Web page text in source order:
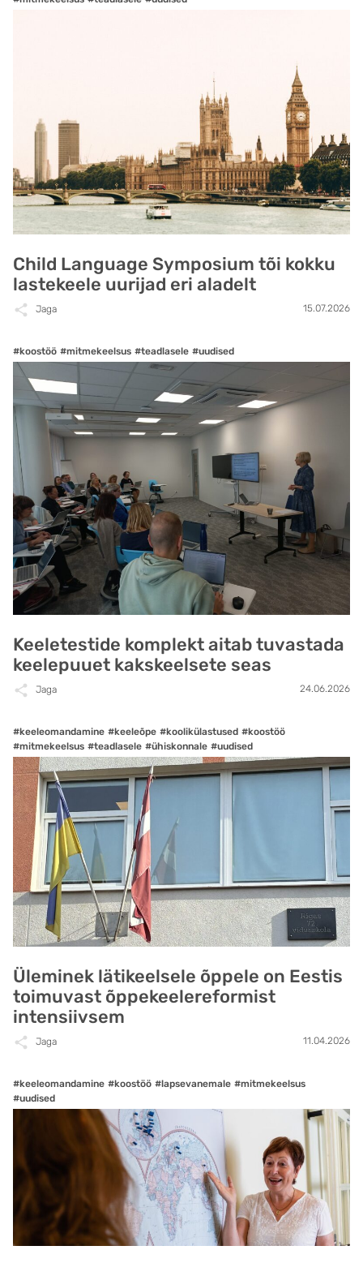
Child Language Symposium tõi kokku
lastekeele uurijad eri aladelt
Jaga 15.07.2026
#koostöö #mitmekeelsus #teadlasele #uudised
Keeletestide komplekt aitab tuvastada
keelepuuet kakskeelsete seas
Jaga 24.06.2026
#keeleomandamine #keeleõpe #koolikülastused #koostöö
#mitmekeelsus #teadlasele #ühiskonnale #uudised
Üleminek lätikeelsele õppele on Eestis
toimuvast õppekeelereformist
intensiivsem
Jaga 11.04.2026
#keeleomandamine #koostöö #lapsevanemale #mitmekeelsus
#uudised